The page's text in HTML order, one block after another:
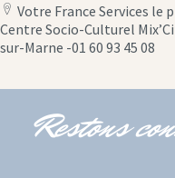
location
icon
Votre France Services le
Centre Socio-Culturel
sur-Marne -01 60 93 45 08
Restons